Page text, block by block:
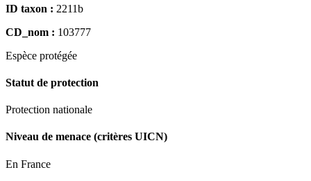
ID taxon : 2211b
CD_nom : 103777
Espèce protégée
Statut de protection
Protection nationale
Niveau de menace (critères UICN)
En France